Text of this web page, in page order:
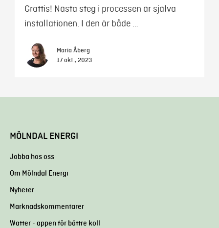
Grattis! Nästa steg i processen är själva
installationen. I den är både …
Maria Åberg
17 okt., 2023
MÖLNDAL ENERGI
Jobba hos oss
Om Mölndal Energi
Nyheter
Marknadskommentarer
Watter - appen för bättre koll